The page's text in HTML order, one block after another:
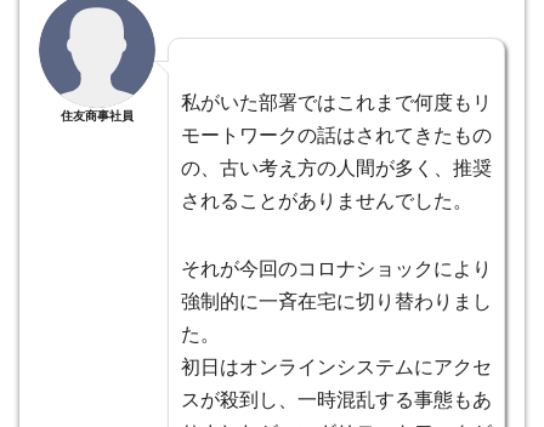
住友商事社員
私がいた部署ではこれまで何度もリ
モートワークの話はされてきたもの
の、古い考え方の人間が多く、推奨
されることがありませんでした。
それが今回のコロナショックにより
強制的に一斉在宅に切り替わりまし
た。
初日はオンラインシステムにアクセ
スが殺到し、一時混乱する事態もあ